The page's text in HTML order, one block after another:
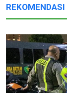
REKOMENDASI